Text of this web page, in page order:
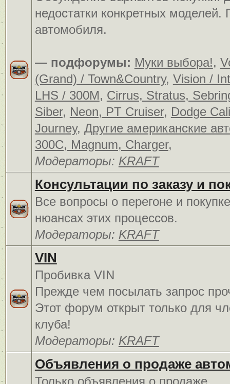
недостатки конкретных
автомобиля.
— подфорумы: Муки выбора!,
(Grand) / Town&Country, Vision /
LHS / 300M, Cirrus, Stratus,
Siber, Neon, PT Cruiser, Dodge
Journey, Другие американские
300C, Magnum, Charger,
Модераторы: KRAFT
Консультации по заказу и
Все вопросы о перегоне и
нюансах этих процессов.
Модераторы: KRAFT
VIN
Пробивка VIN
Прежде чем посылать запрос
Этот форум открыт только для
клуба!
Модераторы: KRAFT
Объявления о продаже
Только объявления о продаже.